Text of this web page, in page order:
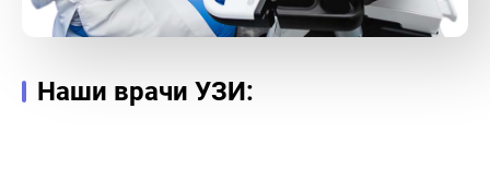
Наши врачи УЗИ: